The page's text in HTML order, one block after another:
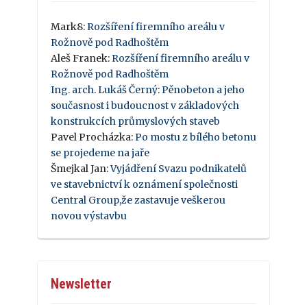
Mark8: Rozšíření firemního areálu v
Rožnově pod Radhoštěm
Aleš Franek: Rozšíření firemního areálu v
Rožnově pod Radhoštěm
Ing. arch. Lukáš Černý: Pěnobeton a jeho
současnost i budoucnost v základových
konstrukcích průmyslových staveb
Pavel Procházka: Po mostu z bílého betonu
se projedeme na jaře
Šmejkal Jan:Vyjádření Svazu podnikatelů
ve stavebnictví k oznámení společnosti
Central Group,že zastavuje veškerou
novou výstavbu
Newsletter